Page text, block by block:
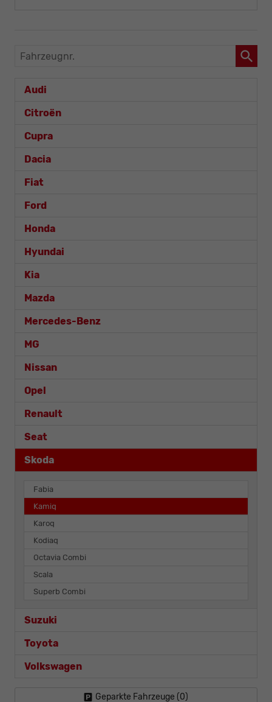
Fahrzeugnr.
Audi
Citroën
Cupra
Dacia
Fiat
Ford
Honda
Hyundai
Kia
Mazda
Mercedes-Benz
MG
Nissan
Opel
Renault
Seat
Skoda
Fabia
Kamiq
Karoq
Kodiaq
Octavia Combi
Scala
Superb Combi
Suzuki
Toyota
Volkswagen
Geparkte Fahrzeuge (0)